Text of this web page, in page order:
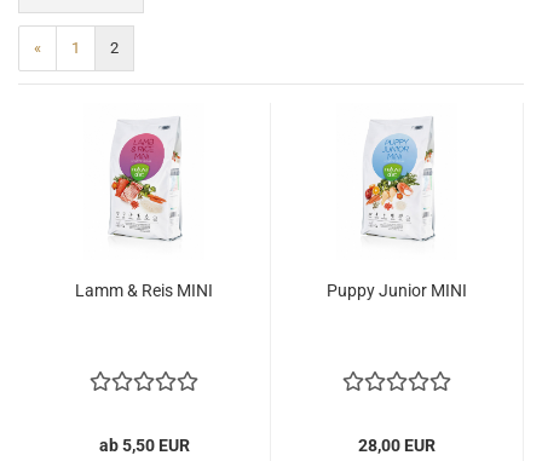
« 1 2
Lamm & Reis MINI
ab 5,50 EUR
Puppy Junior MINI
28,00 EUR